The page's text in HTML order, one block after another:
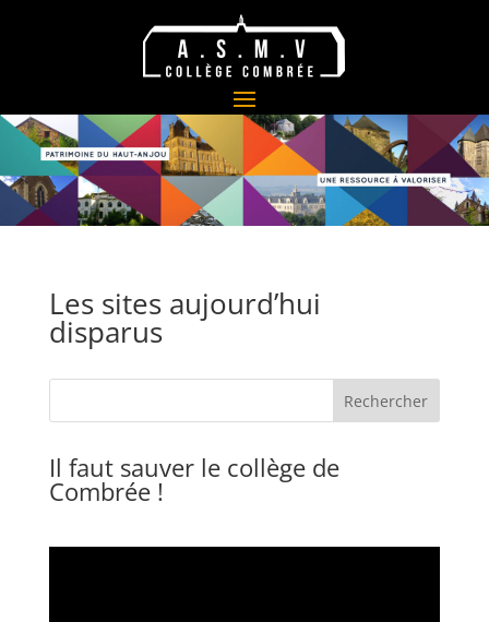
Les sites aujourd’hui
disparus
Il faut sauver le collège de
Combrée !